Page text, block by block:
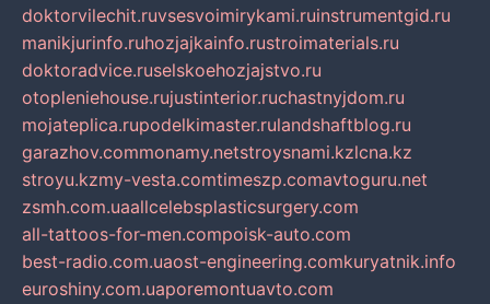
doktorvilechit.ruvsesvoimirykami.ruinstrumentgid.ru
manikjurinfo.ruhozjajkainfo.rustroimaterials.ru
doktoradvice.ruselskoehozjajstvo.ru
otopleniehouse.rujustinterior.ruchastnyjdom.ru
mojateplica.rupodelkimaster.rulandshaftblog.ru
garazhov.commonamy.netstroysnami.kzlcna.kz
stroyu.kzmy-vesta.comtimeszp.comavtoguru.net
zsmh.com.uaallcelebsplasticsurgery.com
all-tattoos-for-men.compoisk-auto.com
best-radio.com.uaost-engineering.comkuryatnik.info
euroshiny.com.uaporemontuavto.com